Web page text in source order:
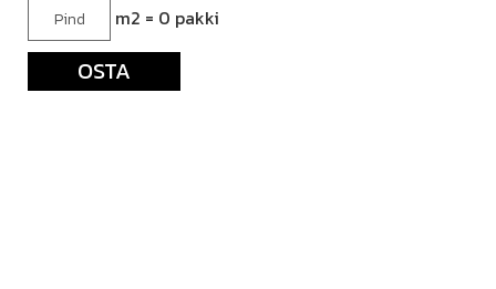
m2 = 0 pakki
+
OSTA